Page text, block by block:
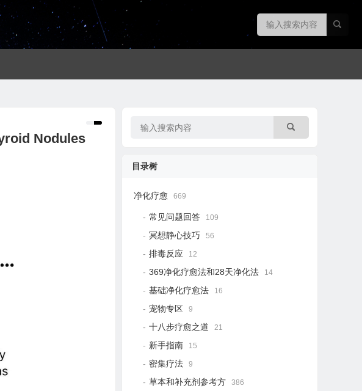
Nodules
目录树
净化疗愈 669
常见问题回答 109
冥想静心技巧 56
排毒反应 12
369净化疗愈法和28天净化法 14
基础净化疗愈法 16
宠物专区 9
十八步疗愈之道 21
新手指南 15
密集疗法 9
草本和补充剂参考方 386